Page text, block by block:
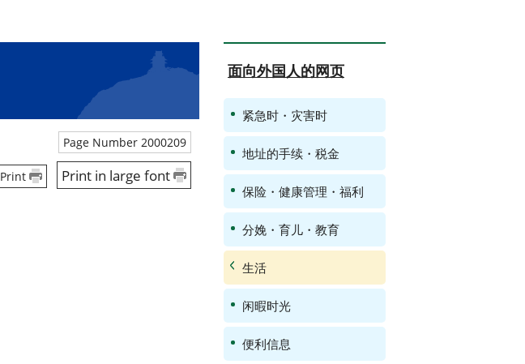
Page Number 2000209
Print Print in large font
面向外国人的网页
紧急时・灾害时
地址的手续・税金
保险・健康管理・福利
分娩・育儿・教育
生活
闲暇时光
便利信息